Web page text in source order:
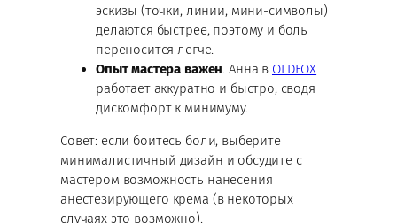
эскизы (точки, линии, мини-символы)
делаются быстрее, поэтому и боль
переносится легче.
Опыт мастера важен. Анна в OLDFOX
работает аккуратно и быстро, сводя
дискомфорт к минимуму.
Совет: если боитесь боли, выберите
минималистичный дизайн и обсудите с
мастером возможность нанесения
анестезирующего крема (в некоторых
случаях это возможно).